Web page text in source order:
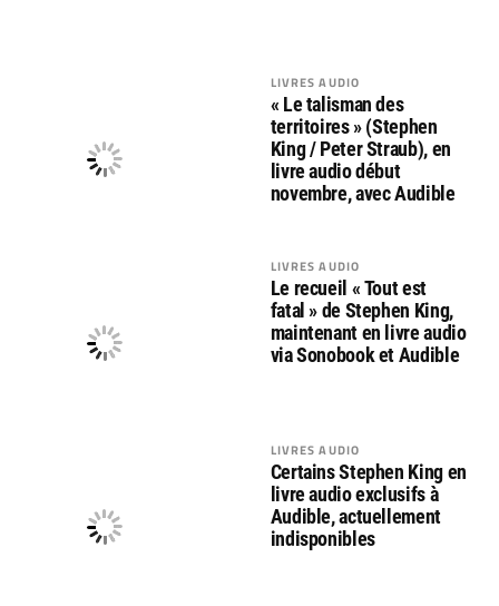
LIVRES AUDIO
« Le talisman des
territoires » (Stephen
King / Peter Straub), en
livre audio début
novembre, avec Audible
LIVRES AUDIO
Le recueil « Tout est
fatal » de Stephen King,
maintenant en livre audio
via Sonobook et Audible
LIVRES AUDIO
Certains Stephen King en
livre audio exclusifs à
Audible, actuellement
indisponibles